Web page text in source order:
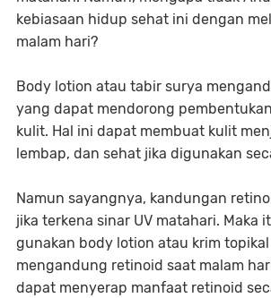
kebiasaan hidup sehat ini dengan
malam hari?
Body lotion atau tabir surya
yang dapat mendorong
kulit. Hal ini dapat membuat kulit
lembap, dan sehat jika digunakan
Namun sayangnya, kandungan
jika terkena sinar UV matahari. Maka
gunakan body lotion atau krim
mengandung retinoid saat malam
dapat menyerap manfaat retinoid